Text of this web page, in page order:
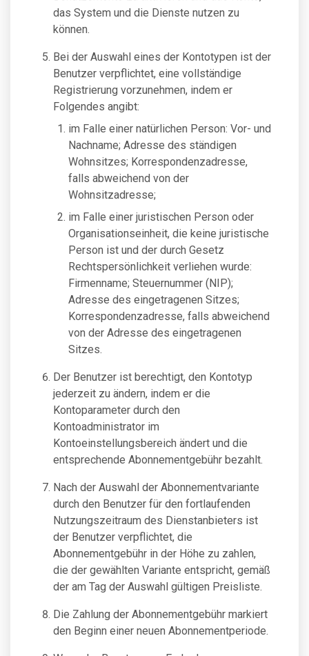
das System und die Dienste nutzen zu
können.
Bei der Auswahl eines der Kontotypen ist der
Benutzer verpflichtet, eine vollständige
Registrierung vorzunehmen, indem er
Folgendes angibt:
im Falle einer natürlichen Person: Vor- und
Nachname; Adresse des ständigen
Wohnsitzes; Korrespondenzadresse,
falls abweichend von der
Wohnsitzadresse;
im Falle einer juristischen Person oder
Organisationseinheit, die keine juristische
Person ist und der durch Gesetz
Rechtspersönlichkeit verliehen wurde:
Firmenname; Steuernummer (NIP);
Adresse des eingetragenen Sitzes;
Korrespondenzadresse, falls abweichend
von der Adresse des eingetragenen
Sitzes.
Der Benutzer ist berechtigt, den Kontotyp
jederzeit zu ändern, indem er die
Kontoparameter durch den
Kontoadministrator im
Kontoeinstellungsbereich ändert und die
entsprechende Abonnementgebühr bezahlt.
Nach der Auswahl der Abonnementvariante
durch den Benutzer für den fortlaufenden
Nutzungszeitraum des Dienstanbieters ist
der Benutzer verpflichtet, die
Abonnementgebühr in der Höhe zu zahlen,
die der gewählten Variante entspricht, gemäß
der am Tag der Auswahl gültigen Preisliste.
Die Zahlung der Abonnementgebühr markiert
den Beginn einer neuen Abonnementperiode.